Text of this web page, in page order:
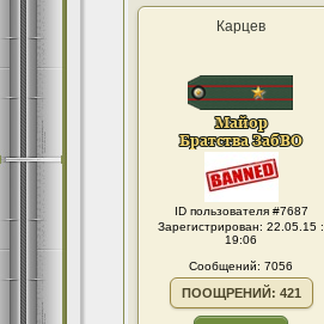
Карцев
ID пользователя #7687
Зарегистрирован: 22.05.15 :
19:06
Сообщений: 7056
ПООЩРЕНИЙ: 421